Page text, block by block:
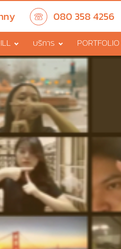
080 358 4256
บริการ PORTFOLIO